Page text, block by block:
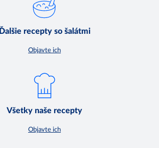
Ďalšie recepty so šalátmi
Objavte ich
Všetky naše recepty
Objavte ich